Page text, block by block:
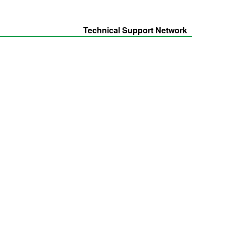
Technical Support Network